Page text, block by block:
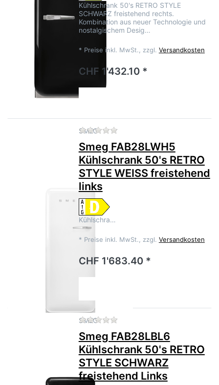
Kühlschrank 50's RETRO STYLE
SCHWARZ freistehend rechts.
Kombination aus neuer Technologie und
nostalgischem Desig…
* Preise inkl. MwSt., zzgl. Versandkosten
CHF 1'432.10 *
SMEG Zu diesem Produkt liegen
Smeg FAB28LWH5
Kühlschrank 50's RETRO
STYLE WEISS freistehend
links
Kühlschra…
* Preise inkl. MwSt., zzgl. Versandkosten
CHF 1'683.40 *
SMEG Zu diesem Produkt liegen
Smeg FAB28LBL6
Kühlschrank 50's RETRO
STYLE SCHWARZ
freistehend Links